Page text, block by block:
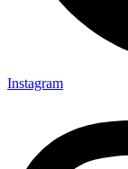
Instagram